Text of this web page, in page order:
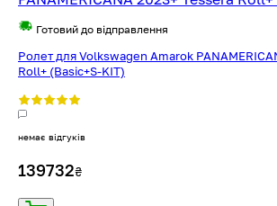
Готовий до відправлення
Ролет для Volkswagen Amarok
Roll+ (Basic+S-KIT)
немає відгуків
139732₴